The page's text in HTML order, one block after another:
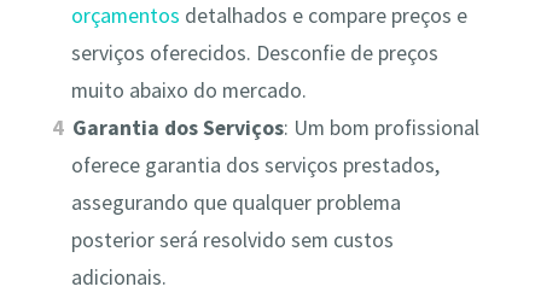
orçamentos detalhados e compare preços e
serviços oferecidos. Desconfie de preços
muito abaixo do mercado.
Garantia dos Serviços: Um bom profissional
oferece garantia dos serviços prestados,
assegurando que qualquer problema
posterior será resolvido sem custos
adicionais.